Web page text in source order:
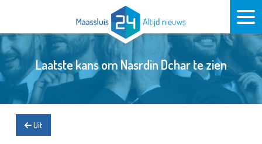
Laatste kans om Nasrdin Dchar te zien
Uit